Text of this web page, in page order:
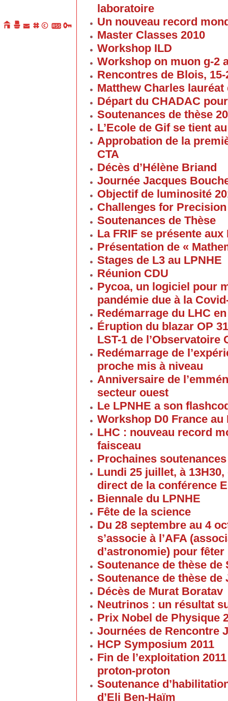
laboratoire
Un nouveau record
Master Classes 2010
Workshop ILD
Workshop on muon g-2
Rencontres de Blois,
Matthew Charles
Départ du CHADAC
Soutenances de thèse
L’Ecole de Gif se tient
Approbation de la
CTA
Décès d’Hélène Briand
Journée Jacques
Objectif de luminosité
Challenges for
Soutenances de Thèse
La FRIF se présente aux
Présentation de «
Stages de L3 au LPNHE
Réunion CDU
Pycoa, un logiciel pour
pandémie due à la
Redémarrage du LHC en
Éruption du blazar OP
LST-1 de l’Observatoire
Redémarrage de
proche mis à niveau
Anniversaire de
secteur ouest
Le LPNHE a son
Workshop D0 France au
LHC : nouveau record
faisceau
Prochaines
Lundi 25 juillet, à
direct de la conférence
Biennale du LPNHE
Fête de la science
Du 28 septembre au 4
s’associe à l’AFA
d’astronomie) pour fêter
Soutenance de thèse
Soutenance de thèse
Décès de Murat Boratav
Neutrinos : un résultat
Prix Nobel de Physique
Journées de Rencontre
HCP Symposium 2011
Fin de l’exploitation
proton-proton
Soutenance
d’Eli Ben-Haïm